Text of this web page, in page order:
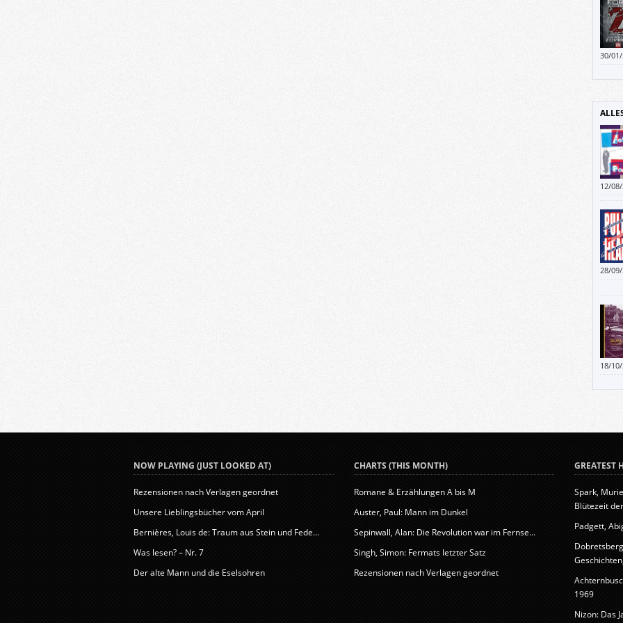
30/
12/
nach
oder
Und
wollt.
28/
18/
NOW PLAYING (JUST LOOKED AT)
Rezensionen nach Verlagen geordnet
Unsere Lieblingsbücher vom April
Bernières, Louis de: Traum aus Stein und Fede...
Was lesen? – Nr. 7
Der alte Mann und die Eselsohren
CHARTS (THIS MONTH)
Romane & Erzählungen A bis M
Auster, Paul: Mann im Dunkel
Sepinwall, Alan: Die Revolution war im Fernse...
Singh, Simon: Fermats letzter Satz
Rezensionen nach Verlagen geordnet
GREATEST
Spark,
Blütezeit
Padgett,
1969
Nizon: Das